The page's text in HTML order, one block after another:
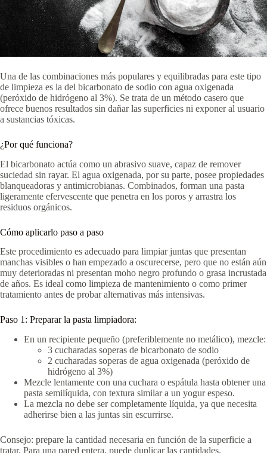
Una de las combinaciones más populares y equilibradas para este tipo
de limpieza es la del bicarbonato de sodio con agua oxigenada
(peróxido de hidrógeno al 3%). Se trata de un método casero que
ofrece buenos resultados sin dañar las superficies ni exponer al usuario
a sustancias tóxicas.
¿Por qué funciona?
El bicarbonato actúa como un abrasivo suave, capaz de remover
suciedad sin rayar. El agua oxigenada, por su parte, posee propiedades
blanqueadoras y antimicrobianas. Combinados, forman una pasta
ligeramente efervescente que penetra en los poros y arrastra los
residuos orgánicos.
Cómo aplicarlo paso a paso
Este procedimiento es adecuado para limpiar juntas que presentan
manchas visibles o han empezado a oscurecerse, pero que no están aún
muy deterioradas ni presentan moho negro profundo o grasa incrustada
de años. Es ideal como limpieza de mantenimiento o como primer
tratamiento antes de probar alternativas más intensivas.
Paso 1: Preparar la pasta limpiadora:
En un recipiente pequeño (preferiblemente no metálico), mezcle:
3 cucharadas soperas de bicarbonato de sodio
2 cucharadas soperas de agua oxigenada (peróxido de
hidrógeno al 3%)
Mezcle lentamente con una cuchara o espátula hasta obtener una
pasta semilíquida, con textura similar a un yogur espeso.
La mezcla no debe ser completamente líquida, ya que necesita
adherirse bien a las juntas sin escurrirse.
Consejo: prepare la cantidad necesaria en función de la superficie a
tratar. Para una pared entera, puede duplicar las cantidades.